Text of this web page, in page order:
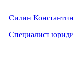
Силин
Специалист